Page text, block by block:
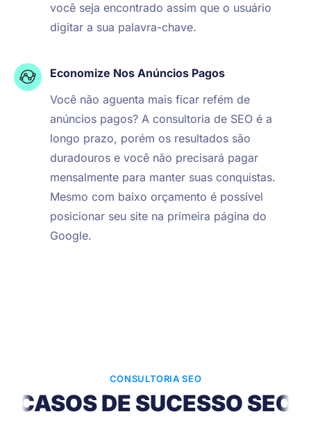
você seja encontrado assim que o usuário
digitar a sua palavra-chave.
Economize Nos Anúncios Pagos
Você não aguenta mais ficar refém de
anúncios pagos? A consultoria de SEO é a
longo prazo, porém os resultados são
duradouros e você não precisará pagar
mensalmente para manter suas conquistas.
Mesmo com baixo orçamento é possível
posicionar seu site na primeira página do
Google.
CONSULTORIA SEO
CASOS DE SUCESSO SEO